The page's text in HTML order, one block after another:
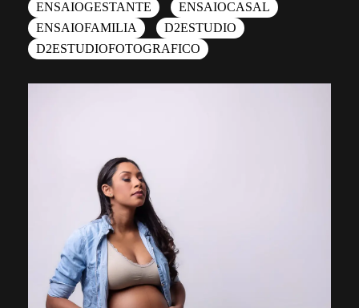
ENSAIOGESTANTE
ENSAIOCASAL
ENSAIOFAMILIA
D2ESTUDIO
D2ESTUDIOFOTOGRAFICO